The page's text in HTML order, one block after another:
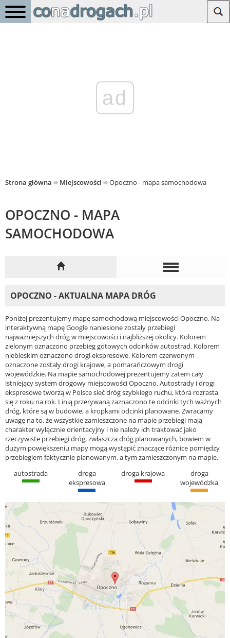
ad
Strona główna Miejscowości Opoczno - mapa samochodowa
OPOCZNO - MAPA
SAMOCHODOWA
OPOCZNO - AKTUALNA MAPA DRÓG
Poniżej prezentujemy mapę samochodową miejscowości Opoczno. Na
interaktywną mapę Google naniesione zostały przebiegi
najważniejszych dróg w miejscowości i najbliższej okolicy. Kolorem
zielonym oznaczono przebieg gotowych odcinków autostrad. Kolorem
niebieskim oznaczono drogi ekspresowe. Kolorem czerwonym
oznaczone zostały drogi krajowe, a pomarańczowym drogi
wojewódzkie. Na mapie samochodowej prezentujemy zatem cały
istniejący system drogowy miejscowości Opoczno. Autostrady i drogi
ekspresowe tworzą w Polsce sieć dróg szybkiego ruchu, która rozrasta
się z roku na rok. Linią przerywaną zaznaczono te odcinki tych ważnych
dróg, które są w budowie, a kropkami odcinki planowane. Zwracamy
uwagę na to, że wszystkie zamieszczone na mapie przebiegi mają
charakter wyłącznie orientacyjny i nie należy ich traktować jako
rzeczywiste przebiegi dróg, zwłaszcza dróg planowanych, bowiem w
dużym powiększeniu mapy mogą wystąpić znaczące różnice pomiędzy
przebiegiem faktycznie planowanym, a tym zamieszczonym na mapie.
autostrada
droga
ekspresowa
droga krajowa
droga
wojewódzka